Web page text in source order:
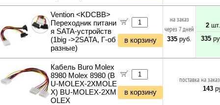
Vention <KDCBB>
Переходник питани
я SATA-устройств
(1big ->2SATA, Г-об
разные)
в корзину
на заказ
через 7 дней
335 руб.
2шт.
335
Кабель Buro Molex
8980 Molex 8980 (B
U-MOLEX-2XMOLE
X) BU-MOLEX-2XM
OLEX
в корзину
поставка на
143